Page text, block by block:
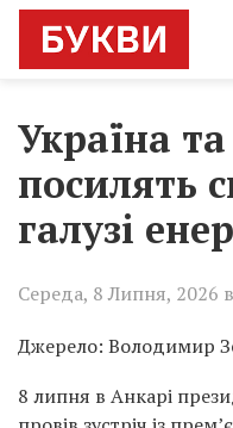
Україна
посилять
галузі
Середа, 8 Липня, 2026
Джерело: Володимир
8 липня в Анкарі